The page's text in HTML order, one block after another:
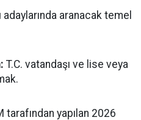
aranacak temel
T.C. vatandaşı ve lise veya
tarafından yapılan 2026